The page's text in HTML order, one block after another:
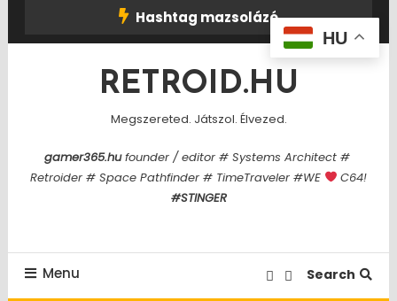
Hashtag mazsolázó
RETROID.HU
Megszereted. Játszol. Élvezed.
gamer365.hufounder / editor # Systems Architect #
Retroider # Space Pathfinder # TimeTraveler #WE
C64!
#STINGER
Menu Search
HU